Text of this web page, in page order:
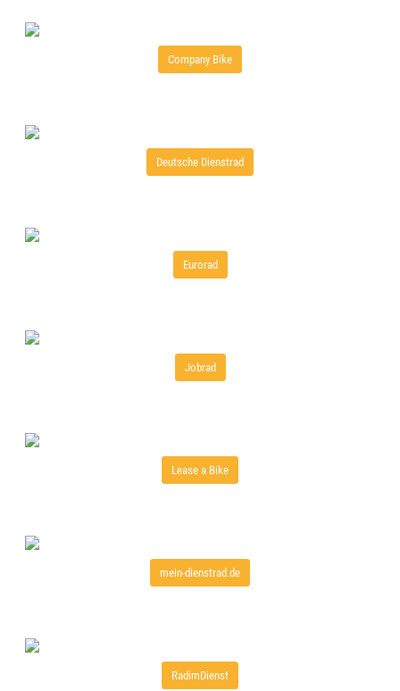
Company Bike
Deutsche Dienstrad
Eurorad
Jobrad
Lease a Bike
mein-dienstrad.de
RadimDienst